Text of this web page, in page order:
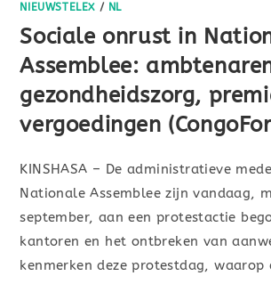
NIEUWSTELEX / NL
Sociale onrust in
Assemblee:
gezondheidszorg,
vergoedingen
KINSHASA – De administratieve
Nationale Assemblee zijn vandaag,
september, aan een protestactie
kantoren en het ontbreken van
kenmerken deze protestdag, waarop